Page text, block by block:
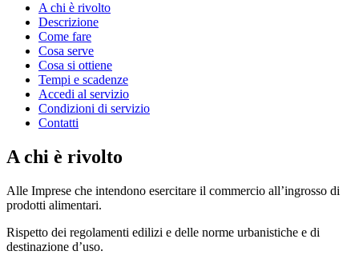
A chi è rivolto
Descrizione
Come fare
Cosa serve
Cosa si ottiene
Tempi e scadenze
Accedi al servizio
Condizioni di servizio
Contatti
A chi è rivolto
Alle Imprese che intendono esercitare il commercio all’ingrosso di
prodotti alimentari.
Rispetto dei regolamenti edilizi e delle norme urbanistiche e di
destinazione d’uso.